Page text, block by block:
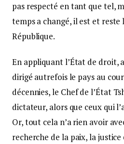
pas respecté en tant que tel,
temps a changé, il est et reste
République.
En appliquant l’État de droit,
dirigé autrefois le pays au
décennies, le Chef de l’État
dictateur, alors que ceux qui
Or, tout cela n’a rien avoir
recherche de la paix, la